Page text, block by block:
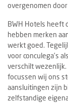
overgenomen
BWH Hotels heeft
hebben merken
werkt goed.
voor conculega’s
verschilt wezenlijk.
focussen wij ons
aansluitingen zijn
zelfstandige